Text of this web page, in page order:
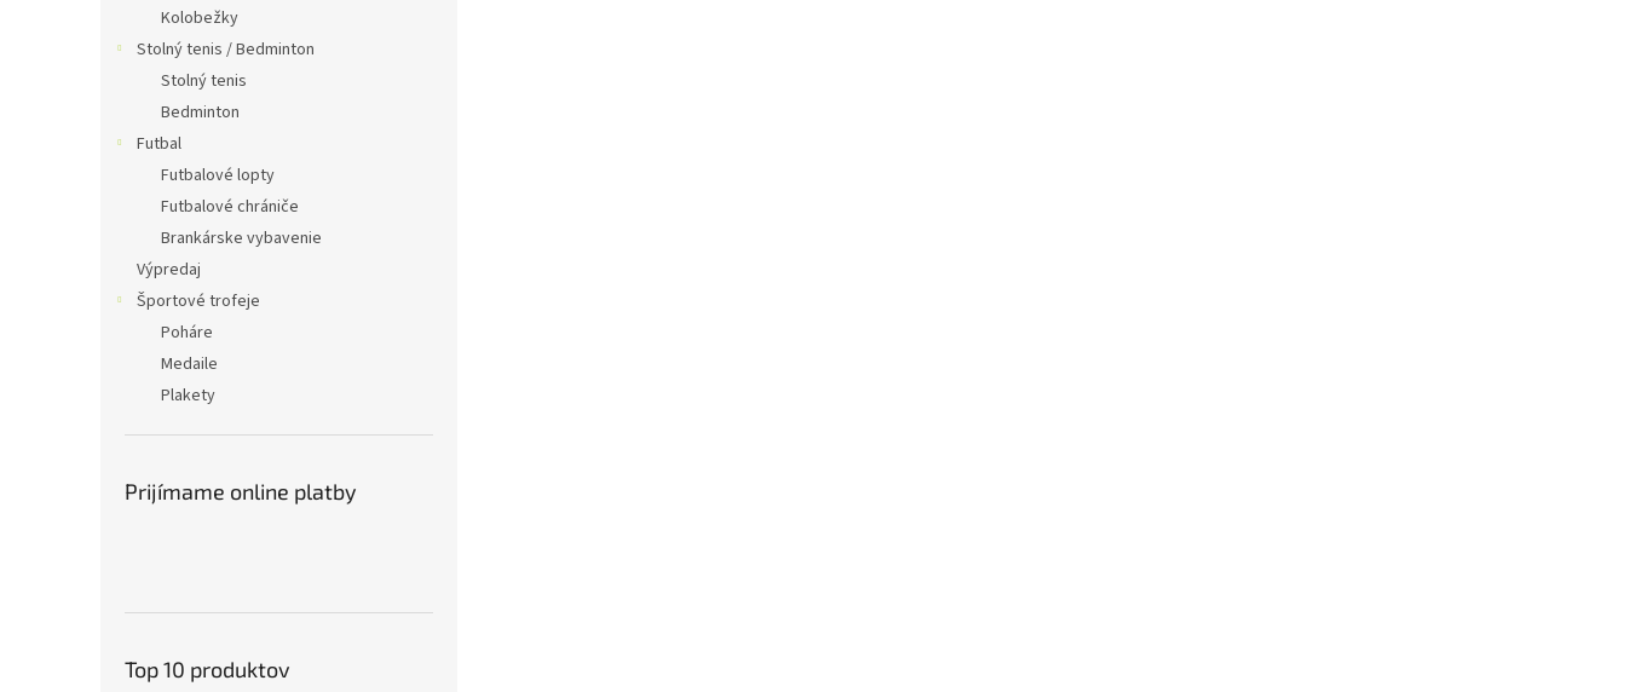
Kolobežky
Stolný tenis / Bedminton
Stolný tenis
Bedminton
Futbal
Futbalové lopty
Futbalové chrániče
Brankárske vybavenie
Výpredaj
Športové trofeje
Poháre
Medaile
Plakety
Prijímame online platby
Top 10 produktov